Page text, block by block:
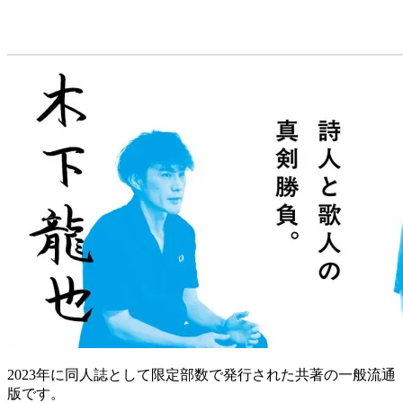
2023年に同人誌として限定部数で発行された共著の一般流通
版です。